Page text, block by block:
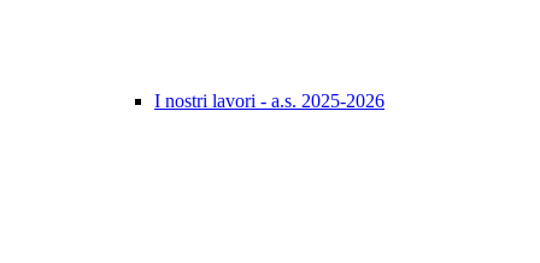
I nostri lavori - a.s. 2025-2026